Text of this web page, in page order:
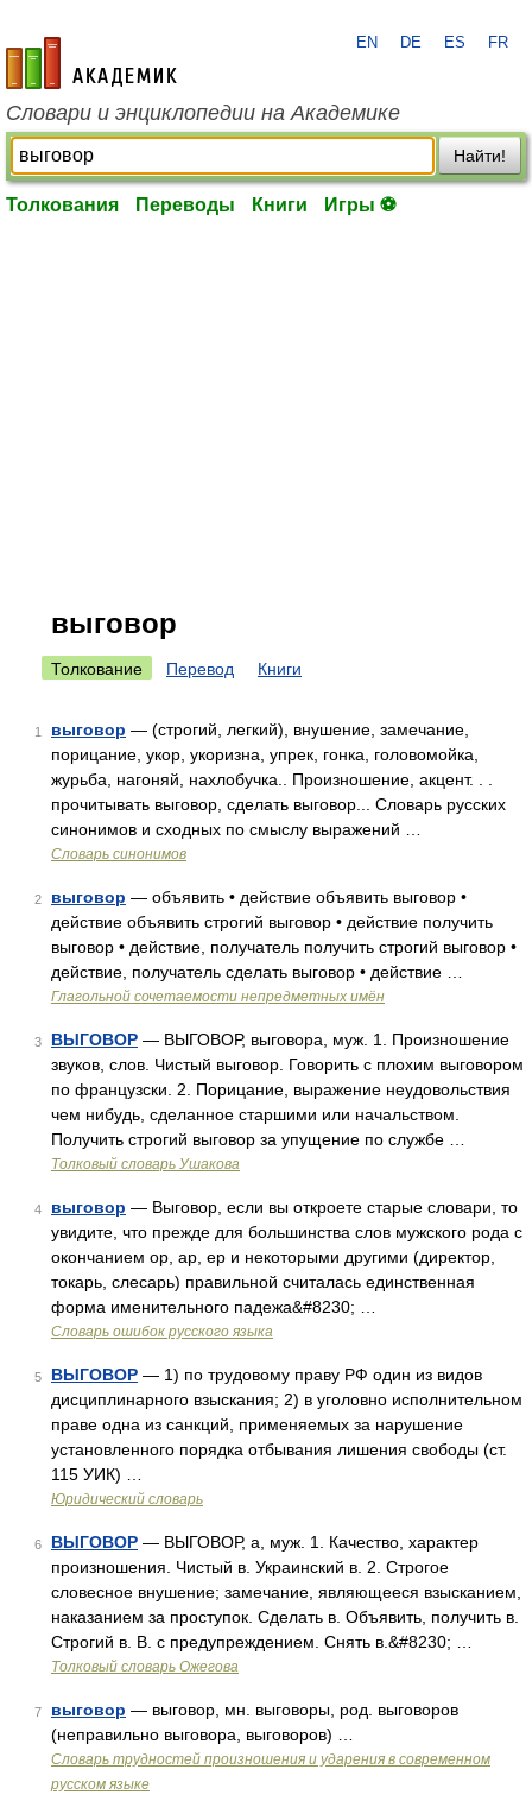
academic.ru
EN DE ES FR
Словари и энциклопедии на Академике
Найти!
Толкования Переводы Книги Игры ⚽
выговор
Толкование Перевод Книги
1 выговор — (строгий, легкий), внушение, замечание,
порицание, укор, укоризна, упрек, гонка, головомойка,
журьба, нагоняй, нахлобучка.. Произношение, акцент. . .
прочитывать выговор, сделать выговор... Словарь русских
синонимов и сходных по смыслу выражений …
Словарь синонимов
2 выговор — объявить • действие объявить выговор •
действие объявить строгий выговор • действие получить
выговор • действие, получатель получить строгий выговор •
действие, получатель сделать выговор • действие …
Глагольной сочетаемости непредметных имён
3 ВЫГОВОР — ВЫГОВОР, выговора, муж. 1. Произношение
звуков, слов. Чистый выговор. Говорить с плохим выговором
по французски. 2. Порицание, выражение неудовольствия
чем нибудь, сделанное старшими или начальством.
Получить строгий выговор за упущение по службе …
Толковый словарь Ушакова
4 выговор — Выговор, если вы откроете старые словари, то
увидите, что прежде для большинства слов мужского рода с
окончанием ор, ар, ер и некоторыми другими (директор,
токарь, слесарь) правильной считалась единственная
форма именительного падежа&#8230; …
Словарь ошибок русского языка
5 ВЫГОВОР — 1) по трудовому праву РФ один из видов
дисциплинарного взыскания; 2) в уголовно исполнительном
праве одна из санкций, применяемых за нарушение
установленного порядка отбывания лишения свободы (ст.
115 УИК) …
Юридический словарь
6 ВЫГОВОР — ВЫГОВОР, а, муж. 1. Качество, характер
произношения. Чистый в. Украинский в. 2. Строгое
словесное внушение; замечание, являющееся взысканием,
наказанием за проступок. Сделать в. Объявить, получить в.
Строгий в. В. с предупреждением. Снять в.&#8230; …
Толковый словарь Ожегова
7 выговор — выговор, мн. выговоры, род. выговоров
(неправильно выговора, выговоров) …
Словарь трудностей произношения и ударения в современном
русском языке